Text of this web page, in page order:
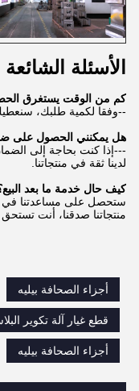
الأسئلة الشائعة
كم من الوقت يستغرق
--وفقا لكمية طلبك،
هل يمكنني الحصول على
---إذا كنت بحاجة إلى
لدينا ثقة في منتجاتنا.
كيف حال خدمة ما بعد
ستحصل على مساعدتنا في
منتجاتنا صدقنا، أنت
أجزاء الصحافة بيليه
قطع غيار آلة تكوير
أجزاء الصحافة بيليه